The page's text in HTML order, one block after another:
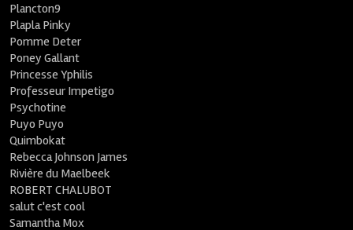
Plancton9
Plapla Pinky
Pomme Deter
Poney Gallant
Princesse Yphilis
Professeur Impetigo
Psychotine
Puyo Puyo
Quimbokat
Rebecca Johnson James
Rivière du Maelbeek
ROBERT CHALUBOT
salut c'est cool
Samantha Mox